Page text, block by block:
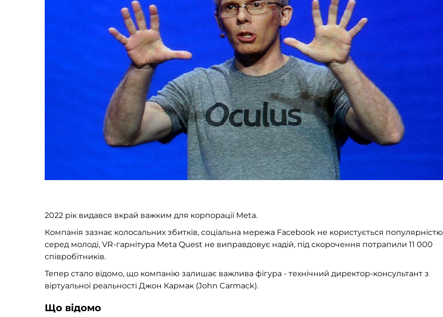
2022 рік видався вкрай важким для корпорації Meta.
Компанія зазнає колосальних збитків, соціальна мережа Facebook не користується популярністю
серед молоді, VR-гарнітура Meta Quest не виправдовує надій, під скорочення потрапили 11 000
співробітників.
Тепер стало відомо, що компанію залишає важлива фігура - технічний директор-консультант з
віртуальної реальності Джон Кармак (John Carmack).
Що відомо